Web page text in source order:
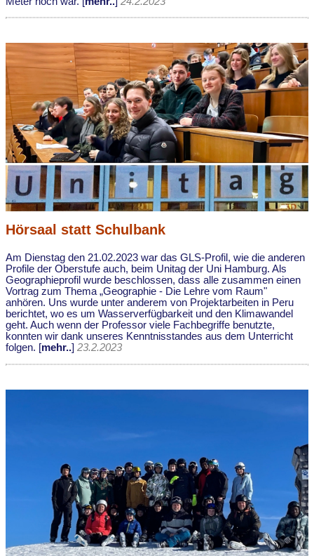
Hörsaal statt Schulbank
Am Dienstag den 21.02.2023 war das GLS-Profil, wie die anderen
Profile der Oberstufe auch, beim Unitag der Uni Hamburg. Als
Geographieprofil wurde beschlossen, dass alle zusammen einen
Vortrag zum Thema „Geographie - Die Lehre vom Raum"
anhören. Uns wurde unter anderem von Projektarbeiten in Peru
berichtet, wo es um Wasserverfügbarkeit und den Klimawandel
geht. Auch wenn der Professor viele Fachbegriffe benutzte,
konnten wir dank unseres Kenntnisstandes aus dem Unterricht
folgen. [mehr..] 23.2.2023